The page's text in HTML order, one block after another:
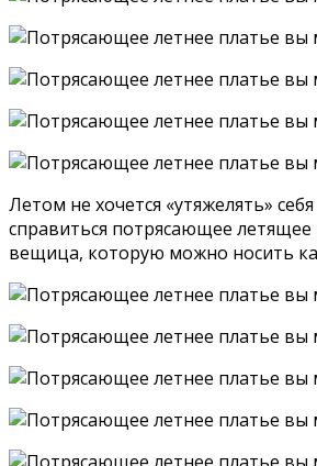
Летом не хочется «утяжелять»
справиться потрясающее
вещица, которую можно носить